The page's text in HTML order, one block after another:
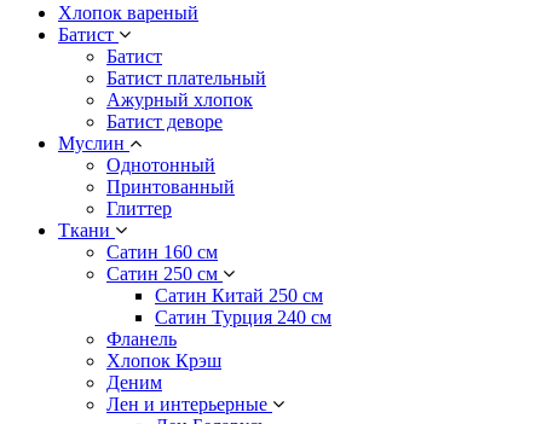
Хлопок вареный
Батист
Батист
Батист плательный
Ажурный хлопок
Батист деворе
Муслин
Однотонный
Принтованный
Глиттер
Ткани
Сатин 160 см
Сатин 250 см
Сатин Китай 250 см
Сатин Турция 240 см
Фланель
Хлопок Крэш
Деним
Лен и интерьерные